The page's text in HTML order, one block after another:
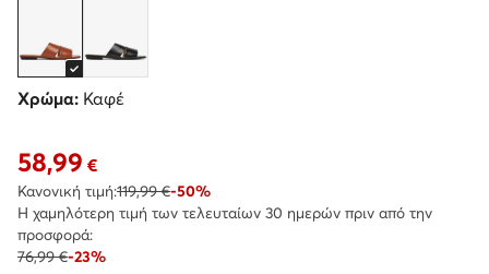
Χρώμα: Καφέ
Τρέχουσα τιμή 58,99 €
58,99 €
Κανονική τιμή:119,99 €-50%
Η χαμηλότερη τιμή των τελευταίων 30 ημερών πριν από την
προσφορά:
76,99 €-23%